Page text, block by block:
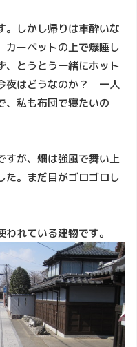
。しかし帰りは車酔いな
カーペットの上で爆睡し
、とうとう一緒にホット
夜はどうなのか？ 一人
、私も布団で寝たいの
すが、畑は強風で舞い上
た。まだ目がゴロゴロし
れている建物です。